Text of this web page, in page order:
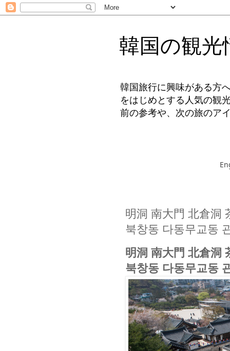
韓国の観光
韓国旅行に興味がある方
をはじめとする人気の観
前の参考や、次の旅のア
明洞 南大門 北倉洞
북창동 다동무교동
明洞 南大門 北倉洞
북창동 다동무교동